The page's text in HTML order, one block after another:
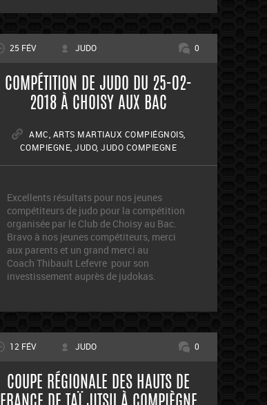
25 FÉV JUDO 0
COMPÉTITION DE JUDO DU 25-02-
2018 À CHOISY AUX BAC
AMC ARTS MARTIAUX COMPIÉGNOIS
COMPIEGNE ,JUDO,JUDO COMPIEGNE
Excellents résultats pour nos jeunes
compétiteurs de judo pour la compétition
organisée par le Club de Choisy au Bac.
Bravo à nos jeunes compétiteurs, merci
aux parents et un grand merci au
Coach Thibault Lefevre pour son
investissement auprès de judokas.
12 FÉV JUDO 0
COUPE RÉGIONALE DES HAUTS DE